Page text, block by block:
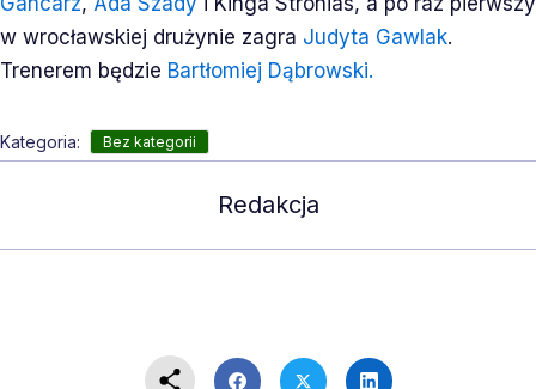
w wrocławskiej drużynie zagra Judyta Gawlak.
Trenerem będzie Bartłomiej Dąbrowski.
Kategoria: Bez kategorii
Redakcja